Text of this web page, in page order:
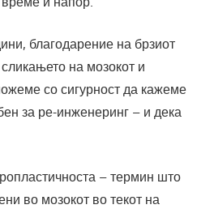
благодарение на брзиот
на мозокот и
со сигурност да кажеме
за ре-инженеринг – и дека
– термин што
во мозокот во текот на